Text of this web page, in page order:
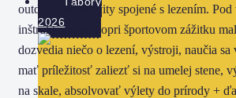
2026
outdoorové aktivity spojené s lezením. Pod
inštruktorov sa popri športovom zážitku
dozvedia niečo o lezení, výstroji, naučia
mať príležitosť zaliezť si na umelej stene,
na skale, absolvovať výlety do prírody +